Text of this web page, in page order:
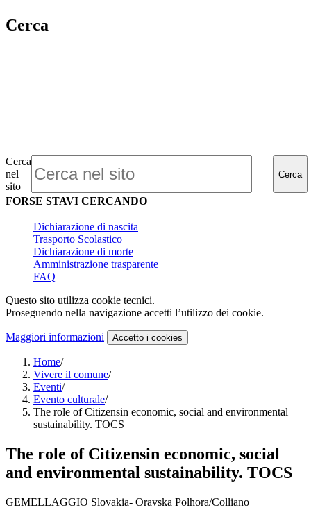
Cerca
Cerca
nel
sito
Cerca
FORSE STAVI CERCANDO
Dichiarazione di nascita
Trasporto Scolastico
Dichiarazione di morte
Amministrazione trasparente
FAQ
Questo sito utilizza cookie tecnici.
Proseguendo nella navigazione accetti l’utilizzo dei cookie.
Maggiori informazioni Accetto i cookies
Home/
Vivere il comune/
Eventi/
Evento culturale/
The role of Citizensin economic, social and environmental
sustainability. TOCS
The role of Citizensin economic, social
and environmental sustainability. TOCS
GEMELLAGGIO Slovakia- Oravska Polhora/Colliano